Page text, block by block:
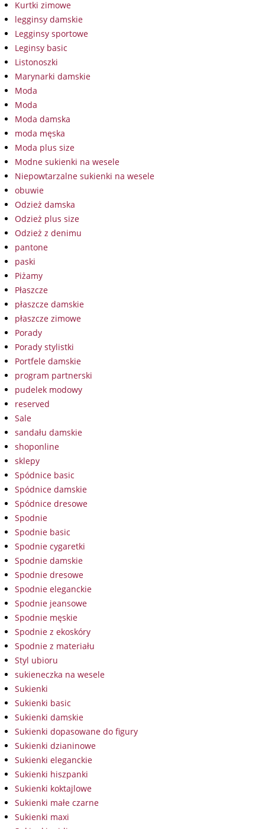
Kurtki zimowe
legginsy damskie
Legginsy sportowe
Leginsy basic
Listonoszki
Marynarki damskie
Moda
Moda
Moda damska
moda męska
Moda plus size
Modne sukienki na wesele
Niepowtarzalne sukienki na wesele
obuwie
Odzież damska
Odzież plus size
Odzież z denimu
pantone
paski
Piżamy
Płaszcze
płaszcze damskie
płaszcze zimowe
Porady
Porady stylistki
Portfele damskie
program partnerski
pudelek modowy
reserved
Sale
sandału damskie
shoponline
sklepy
Spódnice basic
Spódnice damskie
Spódnice dresowe
Spodnie
Spodnie basic
Spodnie cygaretki
Spodnie damskie
Spodnie dresowe
Spodnie eleganckie
Spodnie jeansowe
Spodnie męskie
Spodnie z ekoskóry
Spodnie z materiału
Styl ubioru
sukieneczka na wesele
Sukienki
Sukienki basic
Sukienki damskie
Sukienki dopasowane do figury
Sukienki dzianinowe
Sukienki eleganckie
Sukienki hiszpanki
Sukienki koktajlowe
Sukienki małe czarne
Sukienki maxi